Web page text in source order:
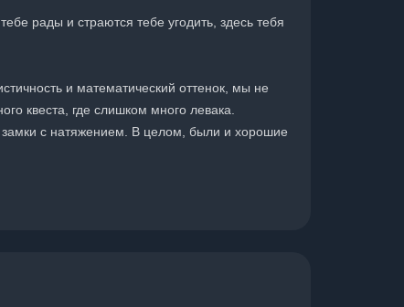
рады и страются тебе угодить, здесь тебя
и математический оттенок, мы не
квеста, где слишком много левака.
замки с натяжением. В целом, были и хорошие